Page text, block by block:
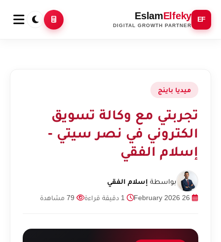
EF
EslamElfeky
DIGITAL GROWTH PARTNER
ميديا باينج
تجربتي مع وكالة تسويق
الكتروني في نصر سيتي -
إسلام الفقي
بواسطة إسلام الفقي